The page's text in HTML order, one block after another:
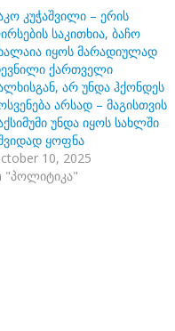
კუჭაშვილი – ერის
საკითხია, ბაჩო
იყოს მარადიულად
ქართველი
არ უნდა ჰქონდეს
არსად – მაგისთვის
უნდა იყოს სახლში
ყოფნა
10, 2025
"პოლიტიკა"